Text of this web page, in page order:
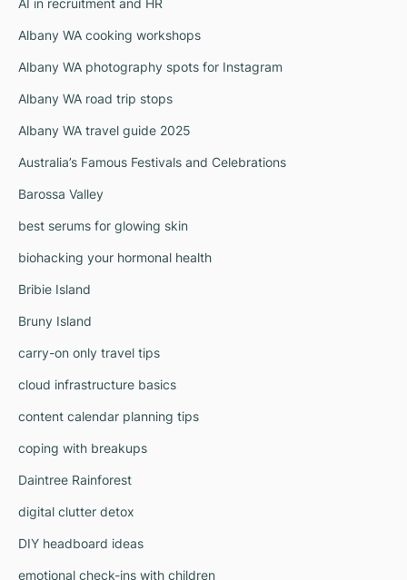
AI in recruitment and HR
Albany WA cooking workshops
Albany WA photography spots for Instagram
Albany WA road trip stops
Albany WA travel guide 2025
Australia’s Famous Festivals and Celebrations
Barossa Valley
best serums for glowing skin
biohacking your hormonal health
Bribie Island
Bruny Island
carry-on only travel tips
cloud infrastructure basics
content calendar planning tips
coping with breakups
Daintree Rainforest
digital clutter detox
DIY headboard ideas
emotional check-ins with children